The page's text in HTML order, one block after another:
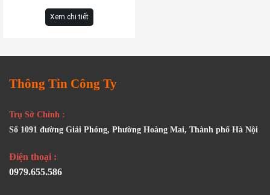
Xem chi tiết
Thông Tin Công Ty
Trụ Sở Chính :
Số 1091 đường Giải Phóng, Phường Hoàng Mai, Thành phố Hà Nội
Điện thoại :
0979.655.586